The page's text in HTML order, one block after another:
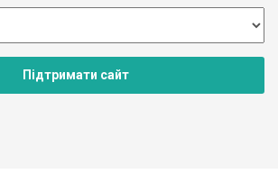
Підтримати сайт